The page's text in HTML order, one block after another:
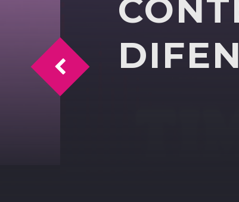
Barriere infrastrutture dei disabili